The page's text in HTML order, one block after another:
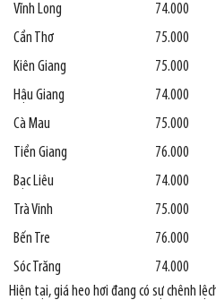
Vĩnh Long
74.000
Cần Thơ
75.000
Kiên Giang
75.000
Hậu Giang
74.000
Cà Mau
75.000
Tiền Giang
76.000
Bạc Liêu
74.000
Trà Vinh
75.000
Bến Tre
76.000
Sóc Trăng
74.000
Hiện tại, giá heo hơi đang có sự chênh